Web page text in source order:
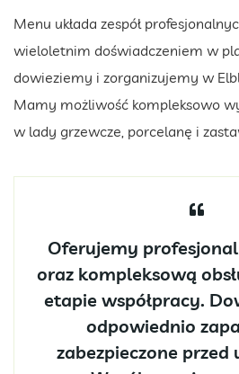
Menu układa zespół
wieloletnim doświadczeniem w
dowieziemy i zorganizujemy w
Mamy możliwość kompleksowo
w lady grzewcze, porcelanę i
Oferujemy
oraz kompleksową
etapie współpracy.
odpowiednio
zabezpieczone przed